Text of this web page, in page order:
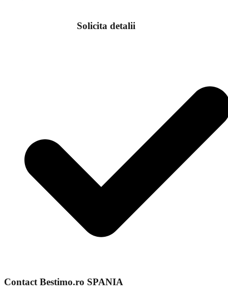
Solicita detalii
Contact Bestimo.ro SPANIA